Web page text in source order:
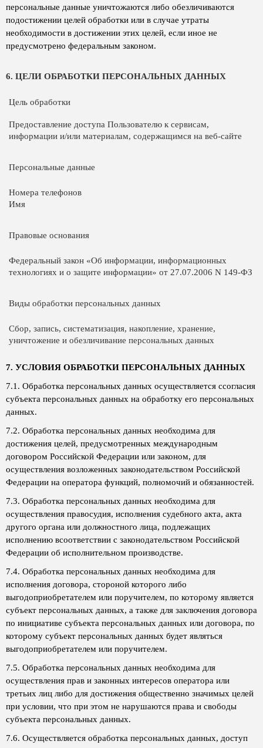
персональные данные уничтожаются либо обезличиваются
подостижении целей обработки или в случае утраты
необходимости в достижении этих целей, если иное не
предусмотрено федеральным законом.
6. ЦЕЛИ ОБРАБОТКИ ПЕРСОНАЛЬНЫХ ДАННЫХ
Цель обработки
Предоставление доступа Пользователю к сервисам,
информации и/или материалам, содержащимся на веб-сайте
Персональные данные
Номера телефонов
Имя
Правовые основания
Федеральный закон «Об информации, информационных
технологиях и о защите информации» от 27.07.2006 N 149-ФЗ
Виды обработки персональных данных
Сбор, запись, систематизация, накопление, хранение,
уничтожение и обезличивание персональных данных
7. УСЛОВИЯ ОБРАБОТКИ ПЕРСОНАЛЬНЫХ ДАННЫХ
7.1. Обработка персональных данных осуществляется ссогласия
субъекта персональных данных на обработку его персональных
данных.
7.2. Обработка персональных данных необходима для
достижения целей, предусмотренных международным
договором Российской Федерации или законом, для
осуществления возложенных законодательством Российской
Федерации на оператора функций, полномочий и обязанностей.
7.3. Обработка персональных данных необходима для
осуществления правосудия, исполнения судебного акта, акта
другого органа или должностного лица, подлежащих
исполнению всоответствии с законодательством Российской
Федерации об исполнительном производстве.
7.4. Обработка персональных данных необходима для
исполнения договора, стороной которого либо
выгодоприобретателем или поручителем, по которому является
субъект персональных данных, а также для заключения договора
по инициативе субъекта персональных данных или договора, по
которому субъект персональных данных будет являться
выгодоприобретателем или поручителем.
7.5. Обработка персональных данных необходима для
осуществления прав и законных интересов оператора или
третьих лиц либо для достижения общественно значимых целей
при условии, что при этом не нарушаются права и свободы
субъекта персональных данных.
7.6. Осуществляется обработка персональных данных, доступ